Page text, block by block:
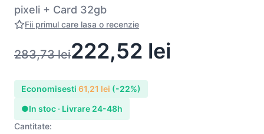
pixeli + Card 32gb
Fii primul care lasa o recenzie
283,73lei222,52 lei
Economisesti 61,21 lei (-22%)
●In stoc · Livrare 24-48h
Cantitate: